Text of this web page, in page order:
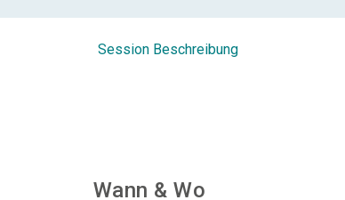
Session Beschreibung
Wann & Wo